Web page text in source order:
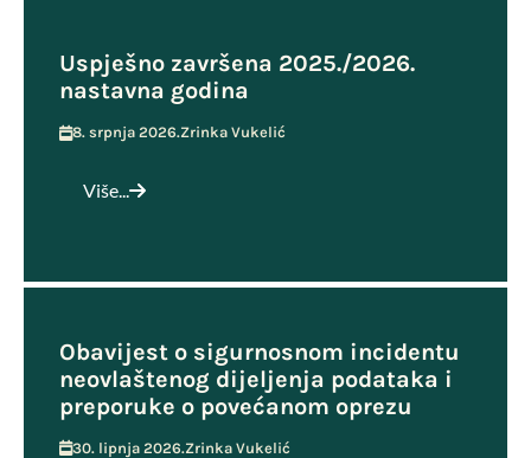
Uspješno završena 2025./2026.
nastavna godina
8. srpnja 2026.Zrinka Vukelić
Više...
Obavijest o sigurnosnom incidentu
neovlaštenog dijeljenja podataka i
preporuke o povećanom oprezu
30. lipnja 2026.Zrinka Vukelić